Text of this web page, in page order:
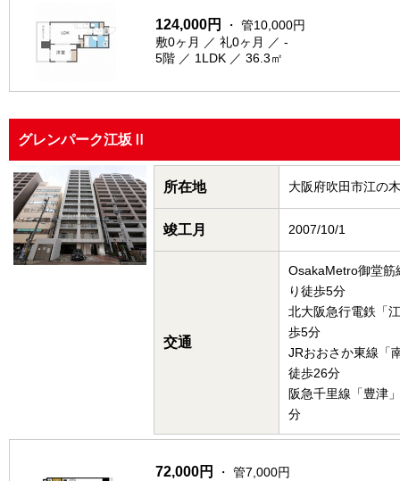
124,000円
・ 管10,000円
敷0ヶ月 ／ 礼0ヶ月 ／ -
5階 ／ 1LDK ／ 36.3㎡
グレンパーク江坂Ⅱ
所在地 大阪府吹田市江の
竣工月 2007/10/1
交通
OsakaMetro御堂筋
り徒歩5分
北大阪急行電鉄「
歩5分
JRおおさか東線「
徒歩26分
阪急千里線「豊津
分
72,000円
・ 管7,000円